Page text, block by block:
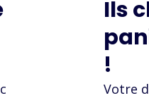
Ils
!
Votre